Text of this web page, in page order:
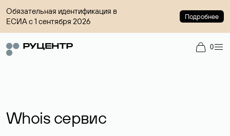
Обязательная идентификация в
ЕСИА с 1 сентября 2026
Подробнее
0
Whois сервис